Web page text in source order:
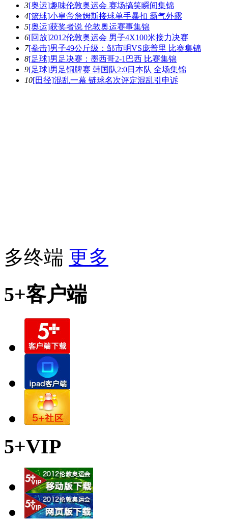
3[奥运]趣味伦敦奥运会 赛场搞笑瞬间集锦
4[篮球]小皇帝詹姆斯接球单手暴扣 霸气外露
5[奥运]获奖者说 伦敦奥运赛事集锦
6[回放]2012伦敦奥运会 男子4X100米接力决赛
7[拳击]男子49公斤级：邹市明VS庞普里 比赛集锦
8[足球]男足决赛：墨西哥2-1巴西 比赛集锦
9[足球]男足铜牌赛 韩国队2:0日本队 全场集锦
10[田径]混乱一幕 链球名次评定混乱引申诉
多终端 更多
5+客户端
5+VIP